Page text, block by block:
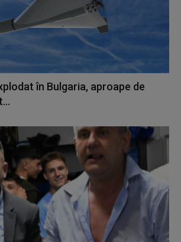
în Bulgaria, aproape de